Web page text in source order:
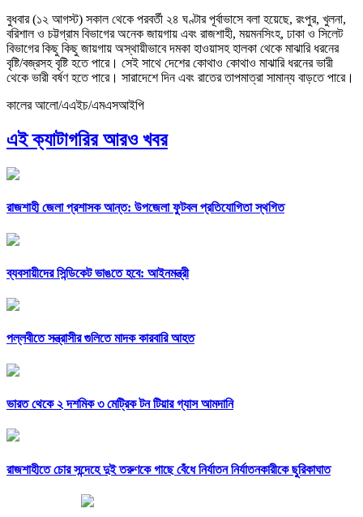
বুধবার (১২ আগস্ট) সকাল থেকে পরবর্তী ২৪ ঘণ্টার পূর্বাভাসে বলা হয়েছে, রংপুর, খুলনা,
বরিশাল ও চট্টগ্রাম বিভাগের অনেক জায়গায় এবং রাজশাহী, ময়মনসিংহ, ঢাকা ও সিলেট
বিভাগের কিছু কিছু জায়গায় অস্থায়ীভাবে দমকা হাওয়াসহ হালকা থেকে মাঝারি ধরনের
বৃষ্টি/বজ্রসহ বৃষ্টি হতে পারে। সেই সাথে দেশের কোথাও কোথাও মাঝারি ধরনের ভারী
থেকে ভারী বর্ষণ হতে পারে। সারাদেশে দিন এবং রাতের তাপমাত্রা সামান্য বাড়তে পারে।
কালের আলো/এএইচ/এমএসআইপি
এই ক্যাটাগরির আরও খবর
রাজশাহী জেলা প্রশাসক আন্ত: উপজেলা ফুটবল প্রতিযোগিতা স্থগিত
ব্যবসায়ীদের সিন্ডিকেট ভাঙতে হবে: আইনমন্ত্রী
পল্লবীতে সন্ত্রাসীর গুলিতে মাদক কারবারি আহত
ভারত থেকে ২ দশমিক ৩ মেট্রিক টন টিয়ার গ্যাস আমদানি
রাজশাহীতে চোর সন্দেহে দুই তরুণকে গাছে বেঁধে নির্যাতন নির্যাতনকারীকে ছুরিকাঘাত